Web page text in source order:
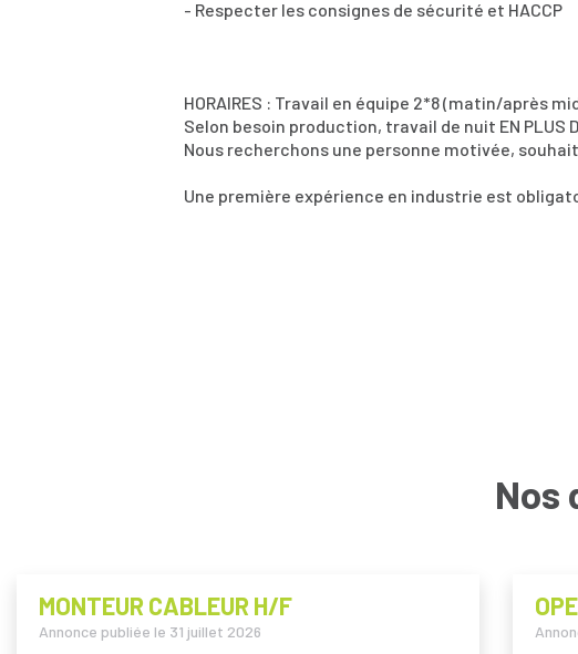
- Respecter les consignes de sécurité et HACCP
HORAIRES : Travail en équipe 2*8 (matin/après
Selon besoin production, travail de nuit EN PLUS
Nous recherchons une personne motivée,
Une première expérience en industrie est
Nos
MONTEUR CABLEUR H/F
Annonce publiée le 31 juillet 2026